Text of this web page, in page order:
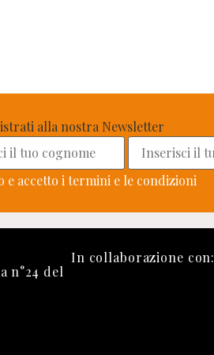
alla nostra Newsletter
e accetto i termini e le condizioni
n°24 del
In collaborazione con: